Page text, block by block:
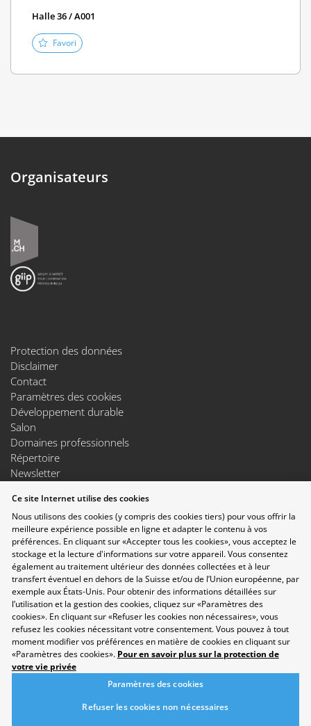
Halle 36 / A001
Favori
Organisateurs
Protection des données
Disclaimer
Contact
Paramètres des cookies
Développement durable
Salon
Domaines professionnels
Répertoire
Newsletter
Exposants
Conférences
Points forts
Espace Exposants
Espace Enseignants
Suivez-nous sur les réseaux sociaux
Ce site Internet utilise des cookies
Nous utilisons des cookies (y compris des cookies tiers) pour vous offrir la
meilleure expérience possible en ligne et adapter le contenu à vos
préférences. En cliquant sur «Accepter tous les cookies», vous acceptez le
stockage et la lecture d'informations sur votre appareil. Vous consentez
également au traitement ultérieur des données collectées et à leur
transfert éventuel en dehors de la Suisse et/ou de l’Union européenne, par
exemple aux États-Unis. Pour obtenir des informations détaillées sur
l’utilisation et la gestion des cookies, cliquez sur «Paramètres des
cookies». En cliquant sur «Refuser les cookies non nécessaires», vous
refusez les cookies nécessitant votre consentement. Vous pouvez à tout
moment modifier vos préférences en matière de cookies en cliquant sur
«Paramètres des cookies». Pour en savoir plus sur la protection de
votre vie privée
Paramètres des cookies
Refuser les cookies non nécessaires